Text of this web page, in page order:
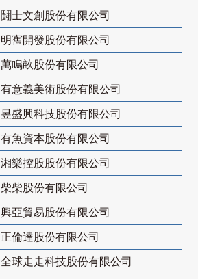
鬪士文創股份有限公司
明寯開發股份有限公司
萬鳴畝股份有限公司
有意義美術股份有限公司
昱盛興科技股份有限公司
有魚資本股份有限公司
湘樂控股股份有限公司
柴柴股份有限公司
興亞貿易股份有限公司
正倫達股份有限公司
全球走走科技股份有限公司